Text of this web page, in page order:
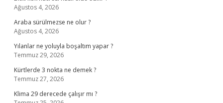
Ağustos 4, 2026
Araba sürülmezse ne olur ?
Ağustos 4, 2026
Yılanlar ne yoluyla boşaltım yapar ?
Temmuz 29, 2026
Kürtlerde 3 nokta ne demek ?
Temmuz 27, 2026
Klima 29 derecede çalışır mı ?